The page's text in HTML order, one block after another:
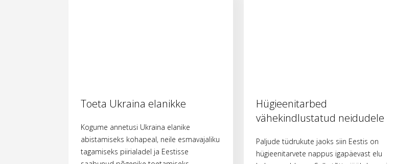
Toeta Ukraina elanikke
Kogume annetusi Ukraina elanike
abistamiseks kohapeal, neile esmavajaliku
tagamiseks piirialadel ja Eestisse
Hügieenitarbed
vähekindlustatud neidudele
Paljude tüdrukute jaoks siin Eestis on
hügieenitarvete nappus igapäevast elu